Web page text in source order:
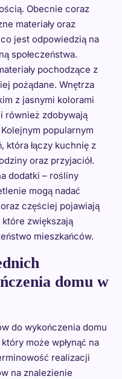
Obecnie coraz
materiały oraz
jest odpowiedzią na
społeczeństwa.
pochodzące z
pożądane. Wnętrza
z jasnymi kolorami
również zdobywają
popularnym
łączy kuchnię z
oraz przyjaciół.
dodatki – rośliny
mogą nadać
częściej pojawiają
zwiększają
mieszkańców.
domu w
do wykończenia domu
może wpłynąć na
realizacji
na znalezienie